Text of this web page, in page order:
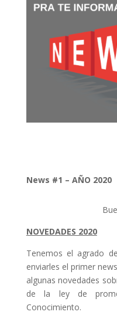
News #1 – AÑO 2020
NOVEDADES 2020
Tenemos el agrado
enviarles el primer
algunas novedades
de la ley de
Conocimiento.